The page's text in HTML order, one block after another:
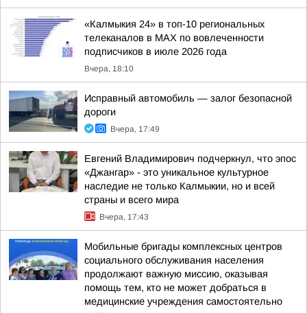
«Калмыкия 24» в топ-10 региональных
телеканалов в MAX по вовлеченности
подписчиков в июле 2026 года
Вчера, 18:10
Исправный автомобиль — залог безопасной
дороги
Вчера, 17:49
Евгений Владимирович подчеркнул, что эпос
«Джангар» - это уникальное культурное
наследие не только Калмыкии, но и всей
страны и всего мира
Вчера, 17:43
Мобильные бригады комплексных центров
социального обслуживания населения
продолжают важную миссию, оказывая
помощь тем, кто не может добраться в
медицинские учреждения самостоятельно